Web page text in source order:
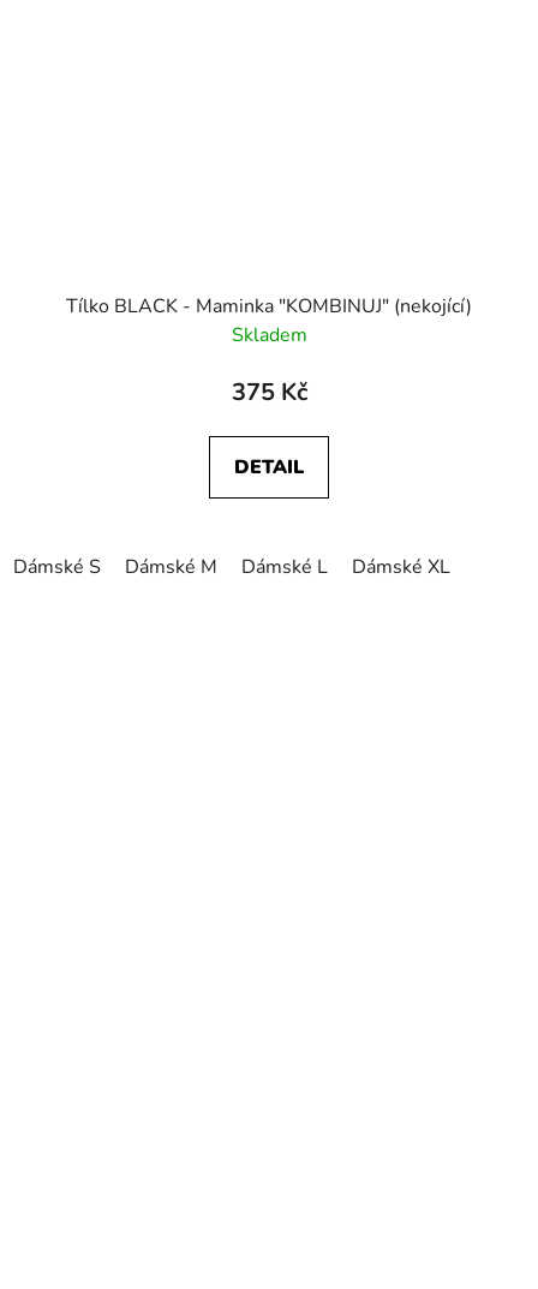
Tílko BLACK - Maminka "KOMBINUJ" (nekojící)
Skladem
375 Kč
DETAIL
Dámské S Dámské M Dámské L Dámské XL